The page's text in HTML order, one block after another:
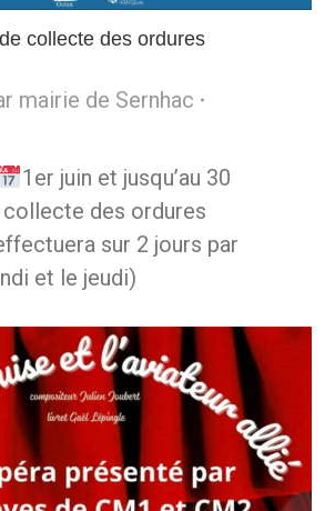
collecte des ordures
mairie de Sernhac
1er juin et jusqu’au 30
des ordures
sur 2 jours par
et le jeudi)